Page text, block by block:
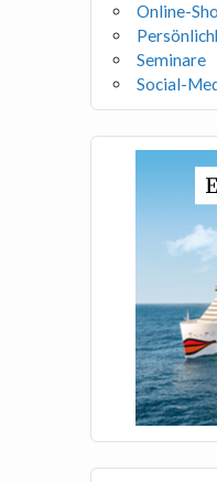
Online-
Seminare
Social-